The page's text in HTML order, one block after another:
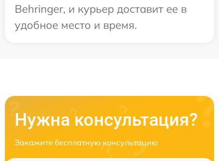
Behringer, и курьер доставит ее в
удобное место и время.
Нужна консультация?
Закажите бесплатную консультацию